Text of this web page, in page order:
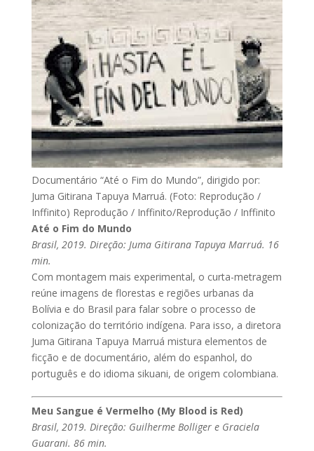
Documentário “Até o Fim do Mundo”, dirigido por:
Juma Gitirana Tapuya Marruá. (Foto: Reprodução /
Inffinito) Reprodução / Inffinito/Reprodução / Inffinito
Até o Fim do Mundo
Brasil, 2019. Direção: Juma Gitirana Tapuya Marruá. 16
min.
Com montagem mais experimental, o curta-metragem
reúne imagens de florestas e regiões urbanas da
Bolívia e do Brasil para falar sobre o processo de
colonização do território indígena. Para isso, a diretora
Juma Gitirana Tapuya Marruá mistura elementos de
ficção e de documentário, além do espanhol, do
português e do idioma sikuani, de origem colombiana.
Meu Sangue é Vermelho (My Blood is Red)
Brasil, 2019. Direção: Guilherme Bolliger e Graciela
Guarani. 86 min.